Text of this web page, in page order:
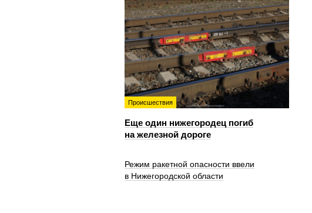
Происшествия
Еще один нижегородец погиб
на железной дороге
Режим ракетной опасности ввели
в Нижегородской области